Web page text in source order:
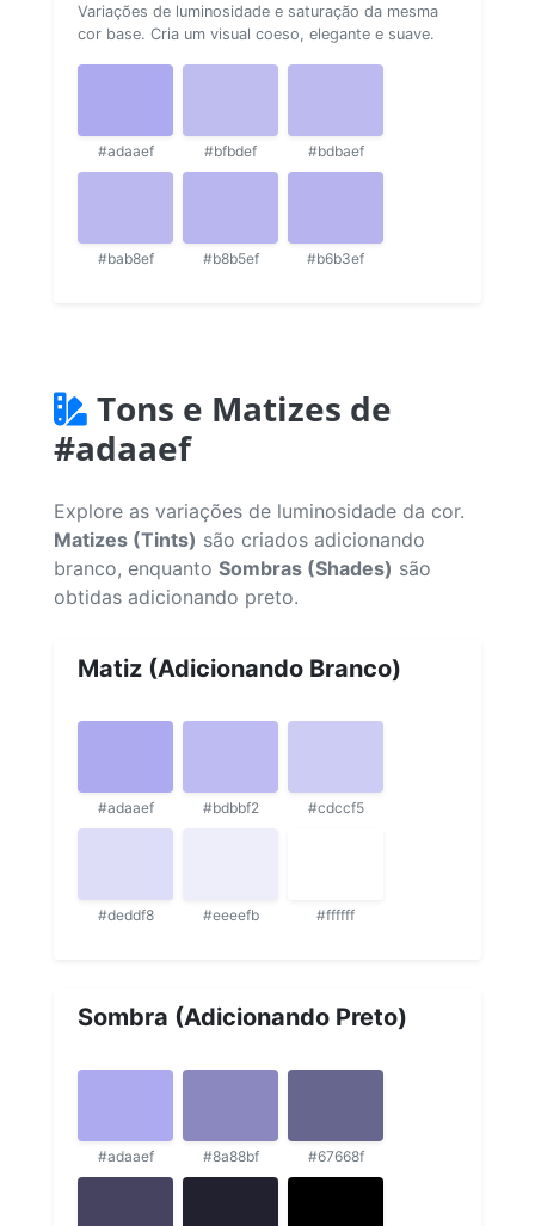
Variações de luminosidade e saturação da mesma
cor base. Cria um visual coeso, elegante e suave.
#adaaef #bfbdef #bdbaef
#bab8ef #b8b5ef #b6b3ef
Tons e Matizes de
#adaaef
Explore as variações de luminosidade da cor.
Matizes (Tints) são criados adicionando
branco, enquanto Sombras (Shades) são
obtidas adicionando preto.
Matiz (Adicionando Branco)
#adaaef #bdbbf2 #cdccf5
#deddf8 #eeeefb #ffffff
Sombra (Adicionando Preto)
#adaaef #8a88bf #67668f